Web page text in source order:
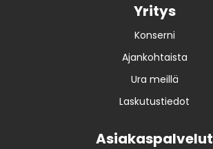
Yritys
Konserni
Ajankohtaista
Ura meillä
Laskutustiedot
Asiakaspalvelut